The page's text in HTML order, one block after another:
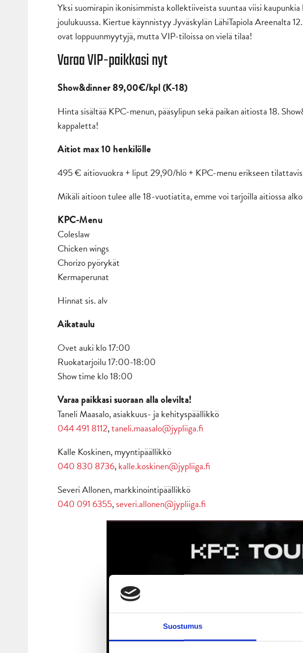
Suostumus
Yksi suomirapin ikonisimmista kollektiiveista suuntaa viisi
joulukuussa. Kiertue käynnistyy Jyväskylän LähiTapiola Areenalta
ovat loppuunmyytyjä, mutta VIP-tiloissa on vielä tilaa!
Varaa VIP-paikkasi nyt
Show&dinner 89,00€/kpl (K-18)
Hinta sisältää KPC-menun, pääsylipun sekä paikan aitiosta 18.
kappaletta!
Aitiot max 10 henkilölle
495 € aitiovuokra + liput 29,90/hlö + KPC-menu erikseen
Mikäli aitioon tulee alle 18-vuotiatita, emme voi tarjoilla aitiossa
KPC-Menu
Coleslaw
Chicken wings
Chorizo pyörykät
Kermaperunat
Hinnat sis. alv
Aikataulu
Ovet auki klo 17:00
Ruokatarjoilu 17:00-18:00
Show time klo 18:00
Varaa paikkasi suoraan alla olevilta!
Taneli Maasalo, asiakkuus- ja kehityspäällikkö
044 491 8112,taneli.maasalo@jypliiga.fi
Kalle Koskinen, myyntipäällikkö
040 830 8736,kalle.koskinen@jypliiga.fi
Severi Allonen, markkinointipäällikkö
040 091 6355,severi.allonen@jypliiga.fi